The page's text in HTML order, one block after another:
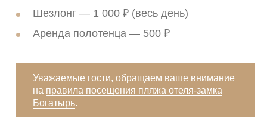
Шезлонг — 1 000 ₽ (весь день)
Аренда полотенца — 500 ₽
Уважаемые гости, обращаем ваше внимание
на правила посещения пляжа отеля-замка
Богатырь.